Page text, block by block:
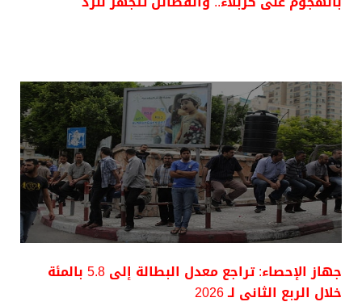
جهاز الإحصاء: تراجع معدل البطالة إلى 5.8 بالمئة
خلال الربع الثانى لـ 2026